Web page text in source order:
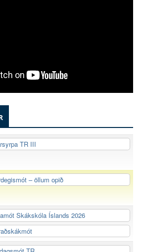
TR III
– öllum opið
Skákskóla Íslands 2026